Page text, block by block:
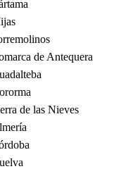
de Antequera
de las Nieves